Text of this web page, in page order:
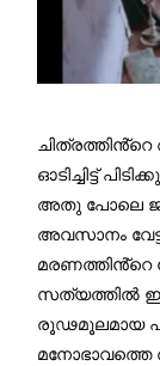
ഓടിച്ചിട്ട്
അതു പോലെ
അവസാനം
മരണത്തിൻ്റെ
സത്യത്തിൽ
രൂഢമൂലമായ